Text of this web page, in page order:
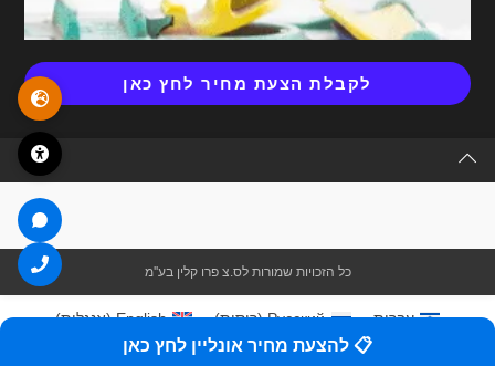
לקבלת הצעת מחיר לחץ כאן
כל הזכויות שמורות לס.צ פרו קלין בע''מ
📋 להצעת מחיר אונליין לחץ כאן
עברית Русский
(רוסית)
English
(אנגלית)